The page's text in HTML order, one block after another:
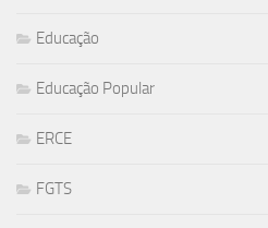
Educação
Educação Popular
ERCE
FGTS